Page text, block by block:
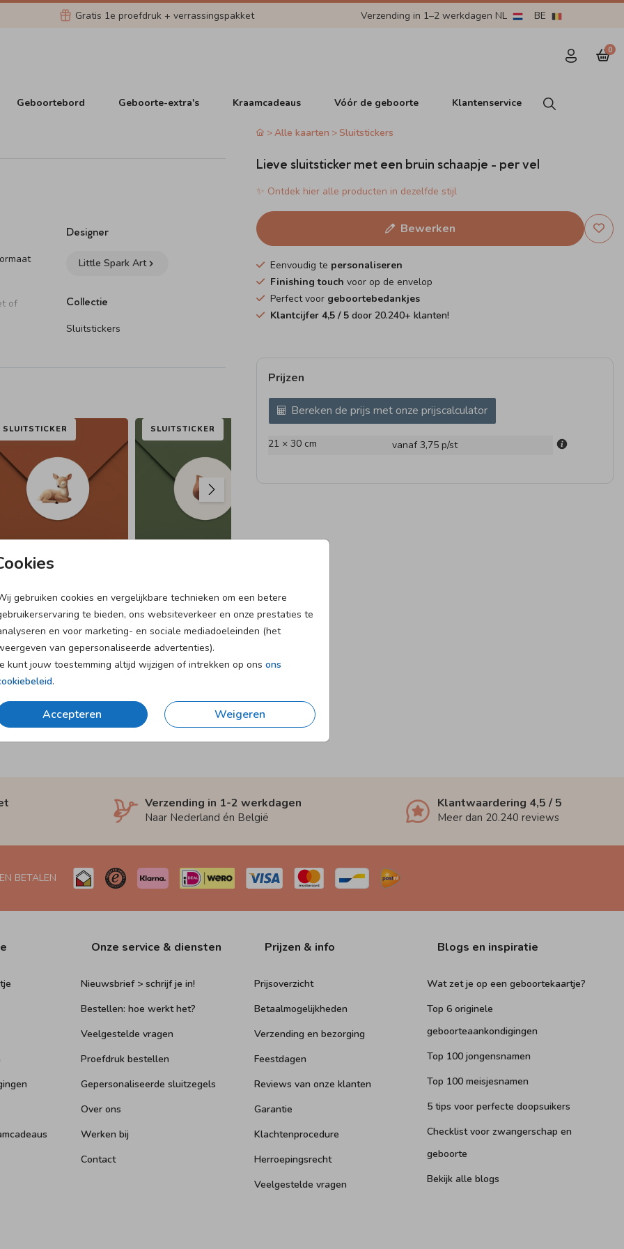
Gratis 1e proefdruk + verrassingspakket Verzending in 1–2 werkdagen NL BE
0
Geboortebord Geboorte-extra's Kraamcadeaus Vóór de geboorte Klantenservice
gebruiken cookies en vergelijkbare technieken om een betere
te bieden, ons websiteverkeer en onze prestaties te
en voor marketing- en sociale mediadoeleinden (het
van gepersonaliseerde advertenties).
kunt jouw toestemming altijd wijzigen of intrekken op ons ons
.
Accepteren Weigeren
of
jullie
Designer
Little Spark Art
Collectie
Sluitstickers
SLUITSTICKER SLUITSTICKER
GEBOORTETEGELTJE
Alle kaarten Sluitstickers
Lieve sluitsticker met een bruin schaapje - per vel
✨ Ontdek hier alle producten in dezelfde stijl
Bewerken
Eenvoudig te personaliseren
Finishing touch voor op de envelop
Perfect voor geboortebedankjes
Klantcijfer 4,5/ 5door 20.240+ klanten!
Prijzen
Bereken de prijs met onze prijscalculator
21 × 30 cm vanaf 3,75 p/st
Verzending in 1-2 werkdagen
Naar Nederland én België
Klantwaardering 4,5 / 5
Meer dan 20.240 reviews
BETALEN
Onze service & diensten
Nieuwsbrief > schrijf je in!
Bestellen: hoe werkt het?
Veelgestelde vragen
Proefdruk bestellen
Gepersonaliseerde sluitzegels
Over ons
Werken bij
Contact
Prijzen & info
Prijsoverzicht
Betaalmogelijkheden
Verzending en bezorging
Feestdagen
Reviews van onze klanten
Garantie
Klachtenprocedure
Herroepingsrecht
Veelgestelde vragen
Blogs en inspiratie
Wat zet je op een geboortekaartje?
Top 6 originele
geboorteaankondigingen
Top 100 jongensnamen
Top 100 meisjesnamen
5 tips voor perfecte doopsuikers
Checklist voor zwangerschap en
geboorte
Bekijk alle blogs